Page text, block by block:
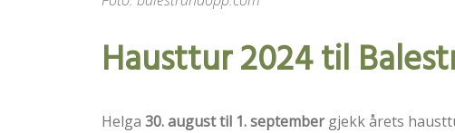
Hausttur 2024 til
Helga 30. august til 1. septembergjekk årets